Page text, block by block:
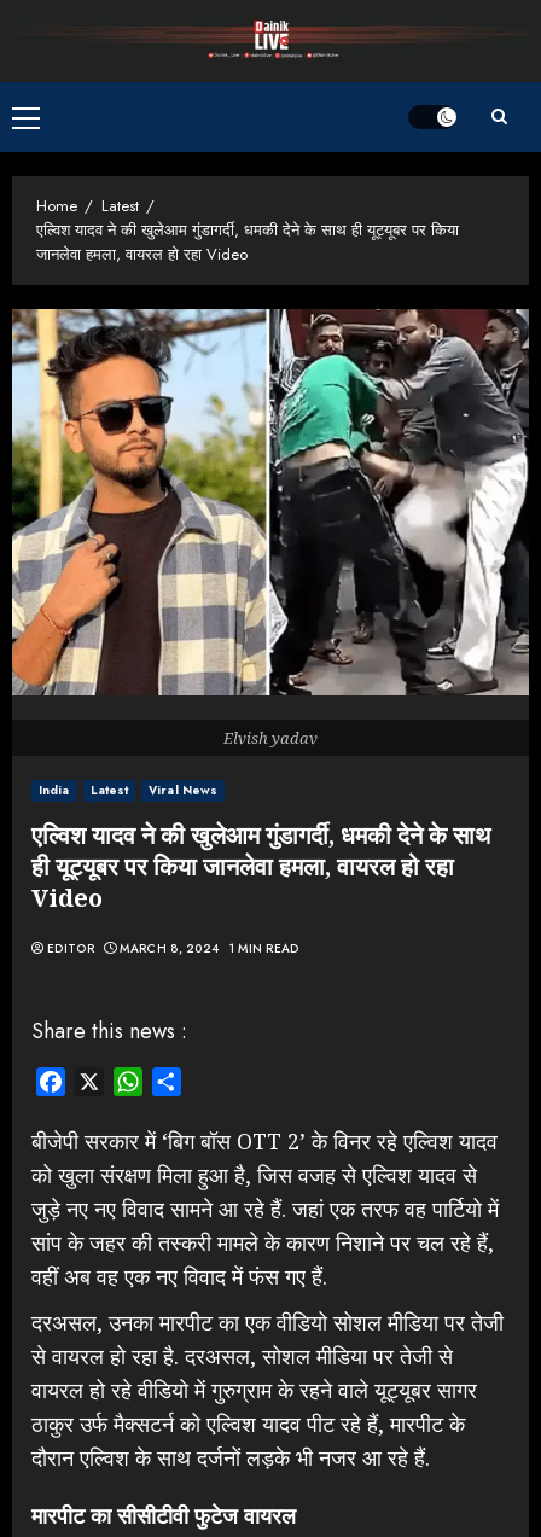
Primary
Menu
Home
Latest
एल्‍व‍िश यादव ने की खुलेआम गुंडागर्दी, धमकी देने के साथ ही यूट्यूबर पर किया
जानलेवा हमला, वायरल हो रहा Video
India Latest Viral News
एल्‍व‍िश यादव ने की खुलेआम गुंडागर्दी, धमकी देने के साथ
ही यूट्यूबर पर किया जानलेवा हमला, वायरल हो रहा
Video
EDITOR MARCH 8, 2024 1 MIN READ
Elvish yadav
Share this news :
Facebook WhatsApp
बीजेपी सरकार में ‘बिग बॉस OTT 2’ के विनर रहे एल्विश यादव
को खुला संरक्षण मिला हुआ है, जिस वजह से एल्विश यादव से
जुड़े नए नए विवाद सामने आ रहे हैं. जहां एक तरफ वह पार्टियो में
सांप के जहर की तस्करी मामले के कारण निशाने पर चल रहे हैं,
वहीं अब वह एक नए विवाद में फंस गए हैं.
दरअसल, उनका मारपीट का एक वीडियो सोशल मीडिया पर तेजी
से वायरल हो रहा है. दरअसल, सोशल मीडिया पर तेजी से
वायरल हो रहे वीडियो में गुरुग्राम के रहने वाले यूट्यूबर सागर
ठाकुर उर्फ मैक्सटर्न को एल्विश यादव पीट रहे हैं, मारपीट के
दौरान एल्विश के साथ दर्जनों लड़के भी नजर आ रहे हैं.
मारपीट का सीसीटीवी फुटेज वायरल